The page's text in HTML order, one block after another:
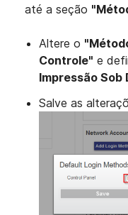
até a seção
Altere o
Controle" e
Impressão Sob
Salve as